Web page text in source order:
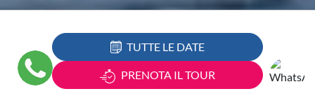
TUTTE LE DATE
PRENOTA IL TOUR